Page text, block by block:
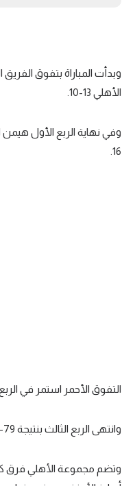
الأهلي 13-10.
16.
التفوق الأحمر استمر في الربع
وانتهى الربع الثالث بنتيجة 79-56 لصالح الأهلي.
وتضم مجموعة الأهلي فرق